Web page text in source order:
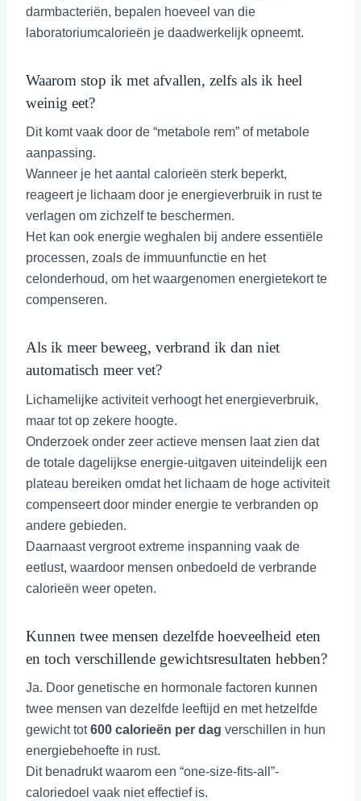
darmbacteriën, bepalen hoeveel van die
laboratoriumcalorieën je daadwerkelijk opneemt.
Waarom stop ik met afvallen, zelfs als ik heel
weinig eet?
Dit komt vaak door de “metabole rem” of metabole
aanpassing.
Wanneer je het aantal calorieën sterk beperkt,
reageert je lichaam door je energieverbruik in rust te
verlagen om zichzelf te beschermen.
Het kan ook energie weghalen bij andere essentiële
processen, zoals de immuunfunctie en het
celonderhoud, om het waargenomen energietekort te
compenseren.
Als ik meer beweeg, verbrand ik dan niet
automatisch meer vet?
Lichamelijke activiteit verhoogt het energieverbruik,
maar tot op zekere hoogte.
Onderzoek onder zeer actieve mensen laat zien dat
de totale dagelijkse energie-uitgaven uiteindelijk een
plateau bereiken omdat het lichaam de hoge activiteit
compenseert door minder energie te verbranden op
andere gebieden.
Daarnaast vergroot extreme inspanning vaak de
eetlust, waardoor mensen onbedoeld de verbrande
calorieën weer opeten.
Kunnen twee mensen dezelfde hoeveelheid eten
en toch verschillende gewichtsresultaten hebben?
Ja. Door genetische en hormonale factoren kunnen
twee mensen van dezelfde leeftijd en met hetzelfde
gewicht tot600 calorieën per dag verschillen in hun
energiebehoefte in rust.
Dit benadrukt waarom een “one-size-fits-all”-
caloriedoel vaak niet effectief is.